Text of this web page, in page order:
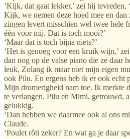
’Kijk, dat gaat lekker,’ zei hij tevreden,
Kijk, we nemen deze hoed mee en dan
zingen levert misschien wel twee hele
één voor mij. Dat is toch mooi?’
‘Maar dat is toch bijna niets?’
‘Het is genoeg voor een kruik wijn,’
dan nog op de valse piano die ze daar
leuk, Zolang ik maar niet mijn eigen
ook Pilu. En ergens heb ik er ook echt
Mijn dromerigheid nam toe. Ik merkte
te verlangen. Pilu en Mimi, getrouwd,
gelukkig.
‘Dan hebben we daarmee ook al ons
Claude.
‘Poulet rôti zeker? En wat ga je daar